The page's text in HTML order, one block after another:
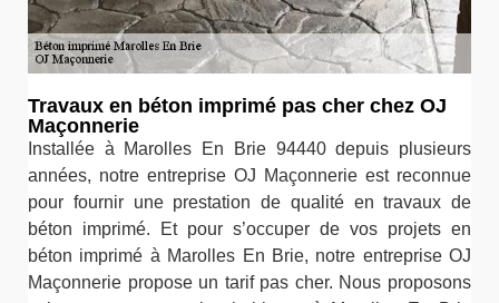
Travaux en béton imprimé pas cher chez OJ
Maçonnerie
Installée à Marolles En Brie 94440 depuis plusieurs
années, notre entreprise OJ Maçonnerie est reconnue
pour fournir une prestation de qualité en travaux de
béton imprimé. Et pour s’occuper de vos projets en
béton imprimé à Marolles En Brie, notre entreprise OJ
Maçonnerie propose un tarif pas cher. Nous proposons